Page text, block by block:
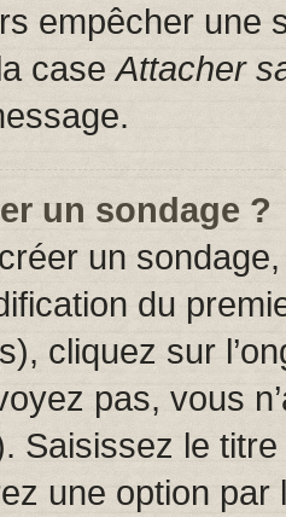
empêcher une
caseAttacher
un sondage ?
un
du
cliquez sur
pas, vous
Saisissez le
une option